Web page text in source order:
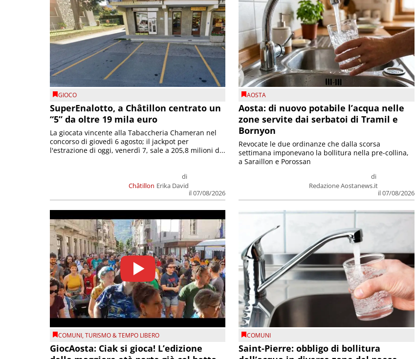
GIOCO
SuperEnalotto, a Châtillon centrato un
“5” da oltre 19 mila euro
Châtillon
di
Erika David
il 07/08/2026
La giocata vincente alla Tabaccheria Chameran nel
concorso di giovedì 6 agosto; il jackpot per
l'estrazione di oggi, venerdì 7, sale a 205,8 milioni d...
AOSTA
Aosta: di nuovo potabile l’acqua nelle
zone servite dai serbatoi di Tramil e
Bornyon
di
Redazione Aostanews.it
il 07/08/2026
Revocate le due ordinanze che dalla scorsa
settimana imponevano la bollitura nella pre-collina,
a Saraillon e Porossan
COMUNI,TURISMO & TEMPO LIBERO
GiocAosta: Ciak si gioca! L’edizione
COMUNI
Saint-Pierre: obbligo di bollitura